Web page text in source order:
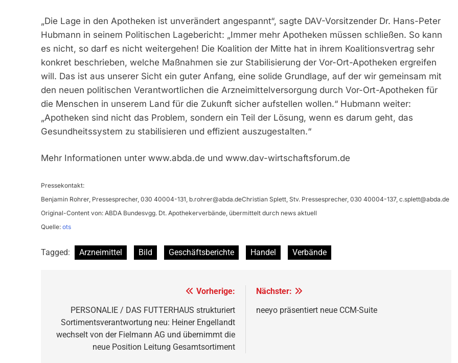
„Die Lage in den Apotheken ist unverändert angespannt“, sagte DAV-Vorsitzender Dr. Hans-Peter
Hubmann in seinem Politischen Lagebericht: „Immer mehr Apotheken müssen schließen. So kann
es nicht, so darf es nicht weitergehen! Die Koalition der Mitte hat in ihrem Koalitionsvertrag sehr
konkret beschrieben, welche Maßnahmen sie zur Stabilisierung der Vor-Ort-Apotheken ergreifen
will. Das ist aus unserer Sicht ein guter Anfang, eine solide Grundlage, auf der wir gemeinsam mit
den neuen politischen Verantwortlichen die Arzneimittelversorgung durch Vor-Ort-Apotheken für
die Menschen in unserem Land für die Zukunft sicher aufstellen wollen.“ Hubmann weiter:
„Apotheken sind nicht das Problem, sondern ein Teil der Lösung, wenn es darum geht, das
Gesundheitssystem zu stabilisieren und effizient auszugestalten.“
Mehr Informationen unter www.abda.de und www.dav-wirtschaftsforum.de
Pressekontakt:
Benjamin Rohrer, Pressesprecher, 030 40004-131, b.rohrer@abda.deChristianSplett, Stv. Pressesprecher, 030 40004-137, c.splett@abda.de
Original-Content von: ABDA Bundesvgg. Dt. Apothekerverbände, übermittelt durch news aktuell
Quelle: ots
Tagged: Arzneimittel Bild Geschäftsberichte Handel Verbände
Vorherige:
PERSONALIE / DAS FUTTERHAUS strukturiert
Sortimentsverantwortung neu: Heiner Engellandt
wechselt von der Fielmann AG und übernimmt die
neue Position Leitung Gesamtsortiment
Nächster:
neeyo präsentiert neue CCM-Suite